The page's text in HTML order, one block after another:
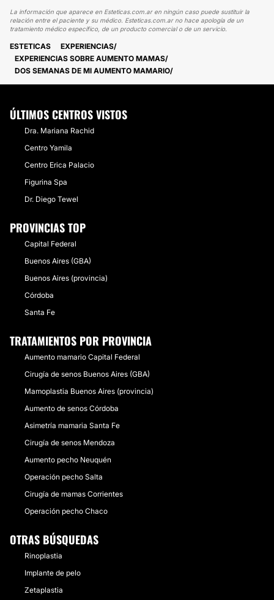
La información que aparece en Esteticas.com.ar en ningún caso puede sustituir la
relación entre el paciente y su médico. Esteticas.com.ar no hace apología de un
tratamiento médico específico, de un producto comercial o de un servicio.
ESTETICAS
EXPERIENCIAS
EXPERIENCIAS SOBRE AUMENTO MAMAS
DOS SEMANAS DE MI AUMENTO MAMARIO
ÚLTIMOS CENTROS VISTOS
Dra. Mariana Rachid
Centro Yamila
Centro Erica Palacio
Figurina Spa
Dr. Diego Tewel
PROVINCIAS TOP
Capital Federal
Buenos Aires (GBA)
Buenos Aires (provincia)
Córdoba
Santa Fe
TRATAMIENTOS POR PROVINCIA
Aumento mamario Capital Federal
Cirugía de senos Buenos Aires (GBA)
Mamoplastia Buenos Aires (provincia)
Aumento de senos Córdoba
Asimetría mamaria Santa Fe
Cirugía de senos Mendoza
Aumento pecho Neuquén
Operación pecho Salta
Cirugía de mamas Corrientes
Operación pecho Chaco
OTRAS BÚSQUEDAS
Rinoplastia
Implante de pelo
Zetaplastia